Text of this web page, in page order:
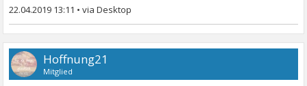
22.04.2019 13:11 •
Hoffnung21
Mitglied